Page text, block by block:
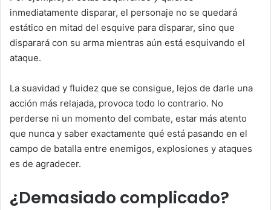
inmediatamente disparar, el personaje no se quedará
estático en mitad del esquive para disparar, sino que
disparará con su arma mientras aún está esquivando el
ataque.
La suavidad y fluidez que se consigue, lejos de darle una
acción más relajada, provoca todo lo contrario. No
perderse ni un momento del combate, estar más atento
que nunca y saber exactamente qué está pasando en el
campo de batalla entre enemigos, explosiones y ataques
es de agradecer.
¿Demasiado complicado?